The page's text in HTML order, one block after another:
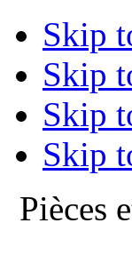
Skip
Skip
Skip
Skip
Pièces